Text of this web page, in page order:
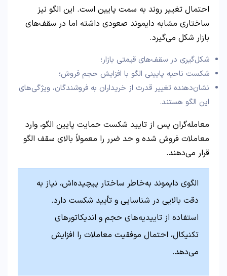
احتمال تغییر روند به سمت پایین است. این الگو نیز
ساختاری مشابه دایموند صعودی داشته اما در سقف‌های
بازار شکل می‌گیرد.
شکل‌گیری در سقف‌های قیمتی بازار؛
شکست ناحیه پایینی الگو با افزایش حجم فروش؛
نشان‌دهنده تغییر قدرت از خریداران به فروشندگان، ویژگی‌های
این الگو هستند.
معامله‌گران پس از تایید شکست حمایت پایین الگو، وارد
معاملات فروش شده و حد ضرر را معمولاً بالای سقف الگو
قرار می‌دهند.
الگوی دایموند به‌خاطر ساختار پیچیده‌اش، نیاز به
دقت بالایی در شناسایی و تأیید شکست دارد.
استفاده از تاییدیه‌های حجم و اندیکاتورهای
تکنیکال، احتمال موفقیت معاملات را افزایش
می‌دهد.